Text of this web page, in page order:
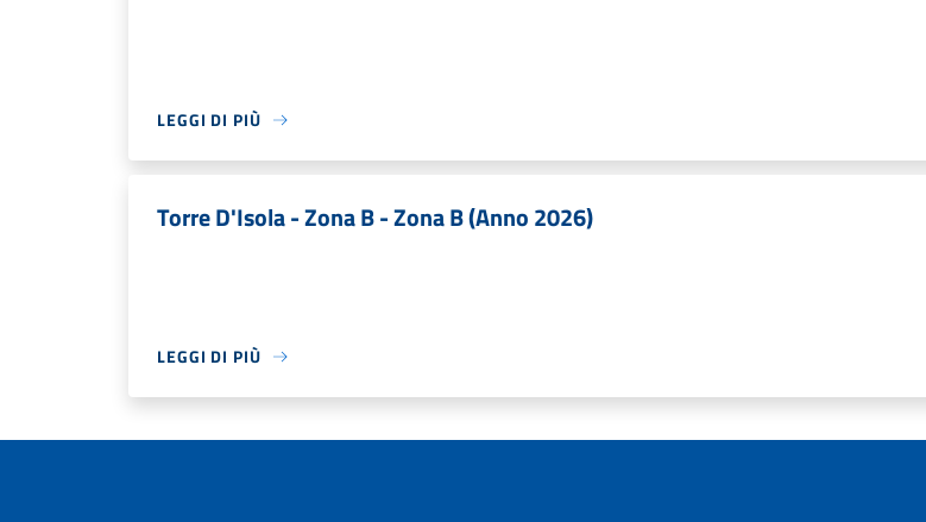
LEGGI DI PIÙ
Torre D'Isola - Zona B - Zona B (Anno 2026)
LEGGI DI PIÙ